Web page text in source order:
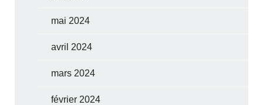
mai 2024
avril 2024
mars 2024
février 2024